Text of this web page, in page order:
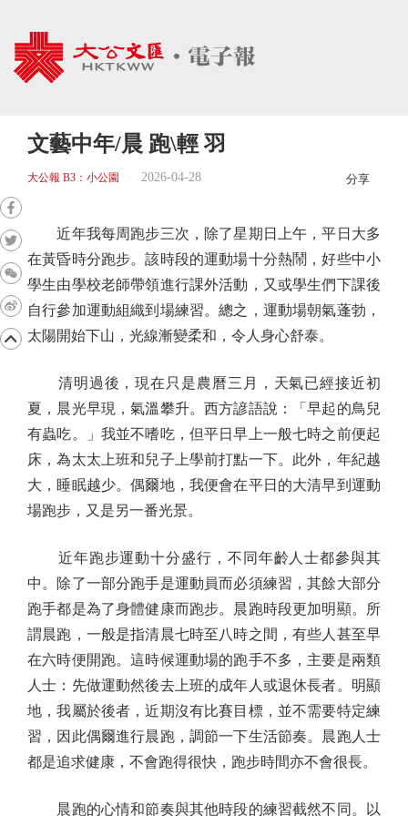
文藝中年/晨 跑\輕 羽
大公報 B3：小公園 2026-04-28 分享
近年我每周跑步三次，除了星期日上午，平日大多
在黃昏時分跑步。該時段的運動場十分熱鬧，好些中小
學生由學校老師帶領進行課外活動，又或學生們下課後
自行參加運動組織到場練習。總之，運動場朝氣蓬勃，
太陽開始下山，光線漸變柔和，令人身心舒泰。
清明過後，現在只是農曆三月，天氣已經接近初
夏，晨光早現，氣溫攀升。西方諺語說：「早起的鳥兒
有蟲吃。」我並不嗜吃，但平日早上一般七時之前便起
床，為太太上班和兒子上學前打點一下。此外，年紀越
大，睡眠越少。偶爾地，我便會在平日的大清早到運動
場跑步，又是另一番光景。
近年跑步運動十分盛行，不同年齡人士都參與其
中。除了一部分跑手是運動員而必須練習，其餘大部分
跑手都是為了身體健康而跑步。晨跑時段更加明顯。所
謂晨跑，一般是指清晨七時至八時之間，有些人甚至早
在六時便開跑。這時候運動場的跑手不多，主要是兩類
人士：先做運動然後去上班的成年人或退休長者。明顯
地，我屬於後者，近期沒有比賽目標，並不需要特定練
習，因此偶爾進行晨跑，調節一下生活節奏。晨跑人士
都是追求健康，不會跑得很快，跑步時間亦不會很長。
晨跑的心情和節奏與其他時段的練習截然不同。以